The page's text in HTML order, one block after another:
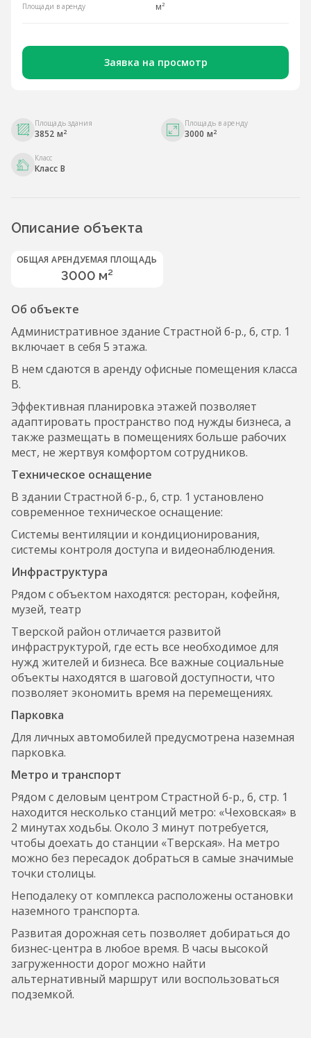
Площади в аренду м²
Заявка на просмотр
Площадь здания
3852 м2
Площадь в аренду
3000 м2
Класс
Класс B
Описание объекта
ОБЩАЯ АРЕНДУЕМАЯ ПЛОЩАДЬ
3000 м²
Об объекте
Административное здание Страстной б-р., 6, стр. 1
включает в себя 5 этажа.
В нем сдаются в аренду офисные помещения класса
B.
Эффективная планировка этажей позволяет
адаптировать пространство под нужды бизнеса, а
также размещать в помещениях больше рабочих
мест, не жертвуя комфортом сотрудников.
Техническое оснащение
В здании Страстной б-р., 6, стр. 1 установлено
современное техническое оснащение:
Системы вентиляции и кондиционирования,
системы контроля доступа и видеонаблюдения.
Инфраструктура
Рядом с объектом находятся: ресторан, кофейня,
музей, театр
Тверской район отличается развитой
инфраструктурой, где есть все необходимое для
нужд жителей и бизнеса. Все важные социальные
объекты находятся в шаговой доступности, что
позволяет экономить время на перемещениях.
Парковка
Для личных автомобилей предусмотрена наземная
парковка.
Метро и транспорт
Рядом с деловым центром Страстной б-р., 6, стр. 1
находится несколько станций метро: «Чеховская» в
2 минутах ходьбы. Около 3 минут потребуется,
чтобы доехать до станции «Тверская». На метро
можно без пересадок добраться в самые значимые
точки столицы.
Неподалеку от комплекса расположены остановки
наземного транспорта.
Развитая дорожная сеть позволяет добираться до
бизнес-центра в любое время. В часы высокой
загруженности дорог можно найти
альтернативный маршрут или воспользоваться
подземкой.